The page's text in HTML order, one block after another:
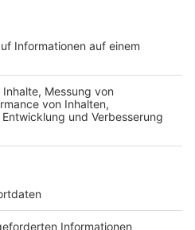
heißt es von der